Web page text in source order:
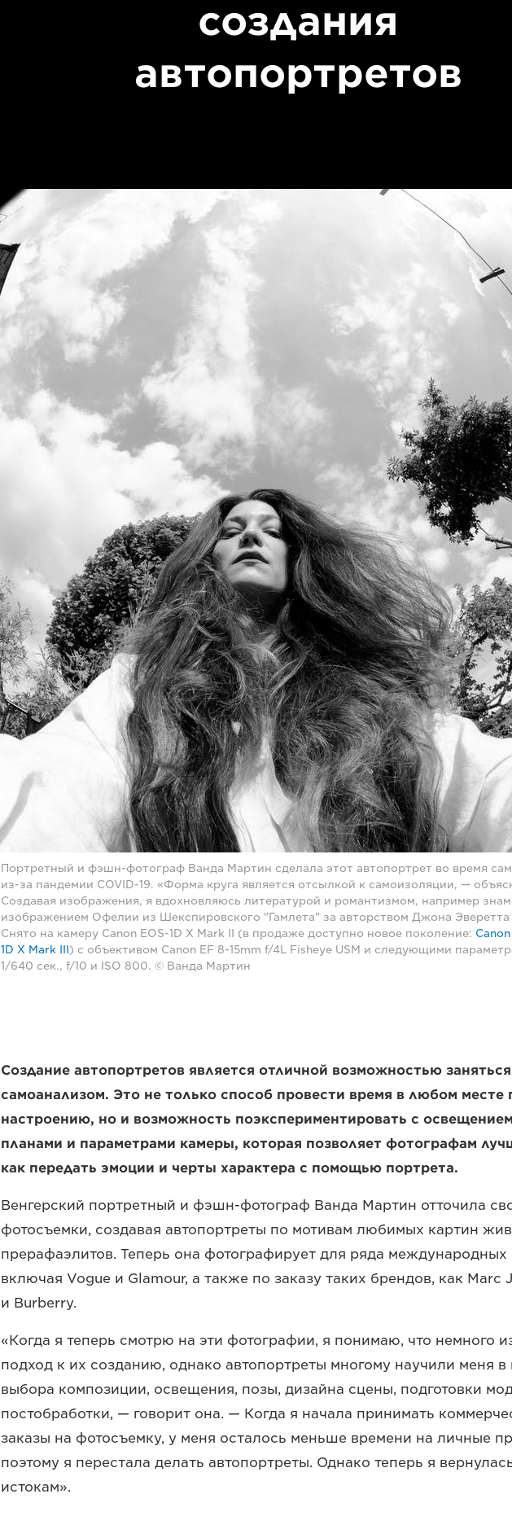
создания
автопортретов
Портретный и фэшн-фотограф Ванда Мартин сделала этот автопортрет во время
из-за пандемии COVID-19. «Форма круга является отсылкой к самоизоляции, —
Создавая изображения, я вдохновляюсь литературой и романтизмом, например
изображением Офелии из Шекспировского "Гамлета" за авторством Джона
Снято на камеру Canon EOS-1D X Mark II (в продаже доступно новое поколение:
1D X Mark III ) с объективом Canon EF 8-15mm f/4L Fisheye USM и следующими
1/640 сек., f/10 и ISO 800. © Ванда Мартин
Создание автопортретов является отличной возможностью заняться
самоанализом. Это не только способ провести время в любом месте
настроению, но и возможность поэкспериментировать с
планами и параметрами камеры, которая позволяет фотографам
как передать эмоции и черты характера с помощью портрета.
Венгерский портретный и фэшн-фотограф Ванда Мартин отточила
фотосъемки, создавая автопортреты по мотивам любимых картин
прерафаэлитов. Теперь она фотографирует для ряда международных
включая Vogue и Glamour, а также по заказу таких брендов, как Marc
и Burberry.
«Когда я теперь смотрю на эти фотографии, я понимаю, что немного
подход к их созданию, однако автопортреты многому научили меня в
выбора композиции, освещения, позы, дизайна сцены, подготовки
постобработки, — говорит она. — Когда я начала принимать
заказы на фотосъемку, у меня осталось меньше времени на личные
поэтому я перестала делать автопортреты. Однако теперь я
истокам».